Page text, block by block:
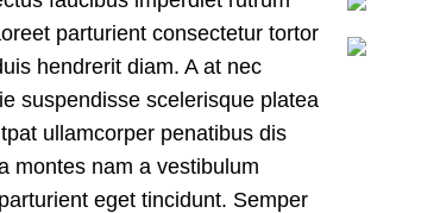
parturient consectetur tortor
hendrerit diam. A at nec
suspendisse scelerisque platea
ullamcorper penatibus dis
montes nam a vestibulum
eget tincidunt. Semper